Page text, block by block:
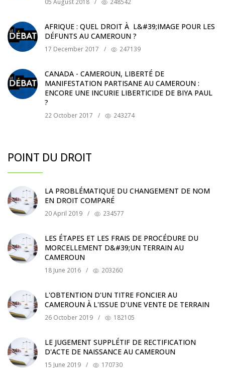
05 August 2018 / 248542
AFRIQUE : QUEL DROIT À L&#39;IMAGE POUR LES
DÉFUNTS AU CAMEROUN ?
17 December 2017 / 247139
CANADA - CAMEROUN, LIBERTÉ DE
MANIFESTATION PARTISANE AU CAMEROUN :
ENCORE UNE INCURIE LIBERTICIDE DE BIYA PAUL
?
22 October 2017 / 243274
POINT DU DROIT
LA PROBLÉMATIQUE DU CHANGEMENT DE NOM
EN DROIT COMPARÉ
20 April 2019 / 234577
LES ÉTAPES ET LES FRAIS DE PROCÉDURE DU
MORCELLEMENT D&#39;UN TERRAIN AU
CAMEROUN
18 June 2016 / 203260
L'OBTENTION D'UN TITRE FONCIER AU
CAMEROUN À L'ISSUE D'UNE VENTE DE TERRAIN
26 October 2019 / 182105
LE JUGEMENT SUPPLÉTIF DE RECTIFICATION
D'ACTE DE NAISSANCE AU CAMEROUN
15 June 2019 / 170730